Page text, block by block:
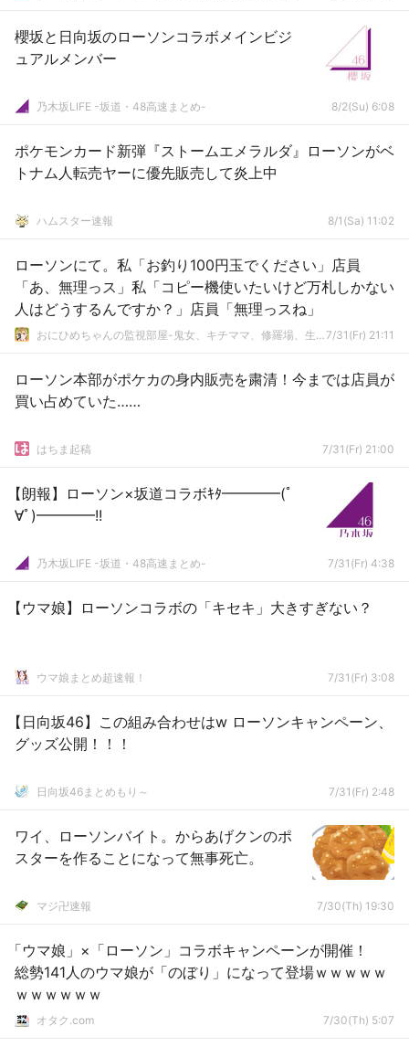
櫻坂と日向坂のローソンコラボメインビジ
ュアルメンバー
乃木坂LIFE -坂道・48高速まとめ- 8/2(Su) 6:08
ポケモンカード新弾『ストームエメラルダ』ローソンがベ
トナム人転売ヤーに優先販売して炎上中
ハムスター速報 8/1(Sa) 11:02
ローソンにて。私「お釣り100円玉でください」店員
「あ、無理っス」私「コピー機使いたいけど万札しかない
人はどうするんですか？」店員「無理っスね」
おにひめちゃんの監視部屋-鬼女、キチママ、修羅場、生活まとめ-7/31(Fr) 21:11
ローソン本部がポケカの身内販売を粛清！今までは店員が
買い占めていた……
はちま起稿 7/31(Fr) 21:00
【朗報】ローソン×坂道コラボｷﾀ━━━━(ﾟ
∀ﾟ)━━━━!!
乃木坂LIFE -坂道・48高速まとめ- 7/31(Fr) 4:38
【ウマ娘】ローソンコラボの「キセキ」大きすぎない？
ウマ娘まとめ超速報！ 7/31(Fr) 3:08
【日向坂46】この組み合わせはw ローソンキャンペーン、
グッズ公開！！！
日向坂46まとめもり～ 7/31(Fr) 2:48
ワイ、ローソンバイト。からあげクンのポ
スターを作ることになって無事死亡。
マジ卍速報 7/30(Th) 19:30
「ウマ娘」×「ローソン」コラボキャンペーンが開催！
総勢141人のウマ娘が「のぼり」になって登場ｗｗｗｗｗ
ｗｗｗｗｗｗ
オタク.com 7/30(Th) 5:07